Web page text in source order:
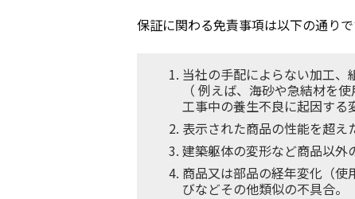
保証に関わる免責事項は以下の通り
当社の手配によらない加工、
（ 例えば、海砂や急結材を
工事中の養生不良に起因する
表示された商品の性能を超え
建築躯体の変形など商品以外
商品又は部品の経年変化（
びなどその他類似の不具合。